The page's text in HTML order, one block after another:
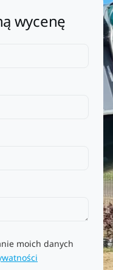
wycenę
moich danych